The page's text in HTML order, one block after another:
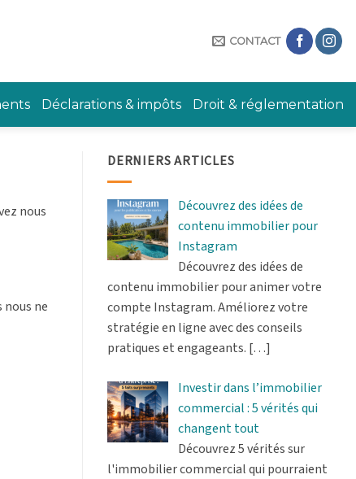
CONTACT
Déclarations & impôts Droit & réglementation
nous
ne
DERNIERS ARTICLES
Découvrez des idées de
contenu immobilier pour
Instagram
Découvrez des idées de
contenu immobilier pour animer votre
compte Instagram. Améliorez votre
stratégie en ligne avec des conseils
pratiques et engageants. […]
Investir dans l’immobilier
commercial : 5 vérités qui
changent tout
Découvrez 5 vérités sur
l'immobilier commercial qui pourraient